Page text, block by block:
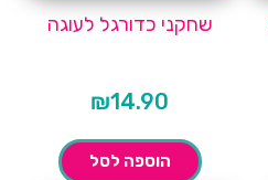
שחקני כדורגל לעוגה
₪14.90
הוספה לסל